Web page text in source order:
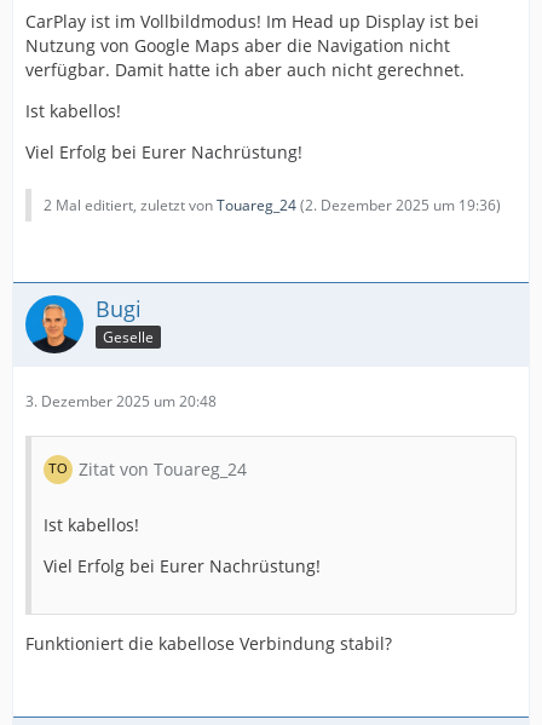
CarPlay ist im Vollbildmodus! Im Head up Display ist bei
Nutzung von Google Maps aber die Navigation nicht
verfügbar. Damit hatte ich aber auch nicht gerechnet.
Ist kabellos!
Viel Erfolg bei Eurer Nachrüstung!
2 Mal editiert, zuletzt vonTouareg_24(2. Dezember 2025 um 19:36)
Bugi
Geselle
3. Dezember 2025 um 20:48
Zitat von Touareg_24
Ist kabellos!
Viel Erfolg bei Eurer Nachrüstung!
Funktioniert die kabellose Verbindung stabil?